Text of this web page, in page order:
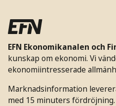
EFN Ekonomikanalen och
kunskap om ekonomi. Vi
ekonomiintresserade
Marknadsinformation
med 15 minuters fördröjning.